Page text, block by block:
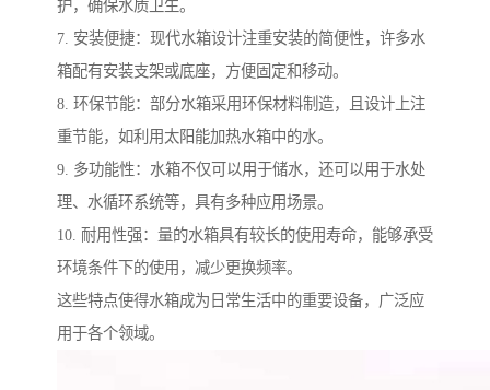
护，确保水质卫生。
7. 安装便捷：现代水箱设计注重安装的简便性，许多水
箱配有安装支架或底座，方便固定和移动。
8. 环保节能：部分水箱采用环保材料制造，且设计上注
重节能，如利用太阳能加热水箱中的水。
9. 多功能性：水箱不仅可以用于储水，还可以用于水处
理、水循环系统等，具有多种应用场景。
10. 耐用性强：量的水箱具有较长的使用寿命，能够承受
环境条件下的使用，减少更换频率。
这些特点使得水箱成为日常生活中的重要设备，广泛应
用于各个领域。